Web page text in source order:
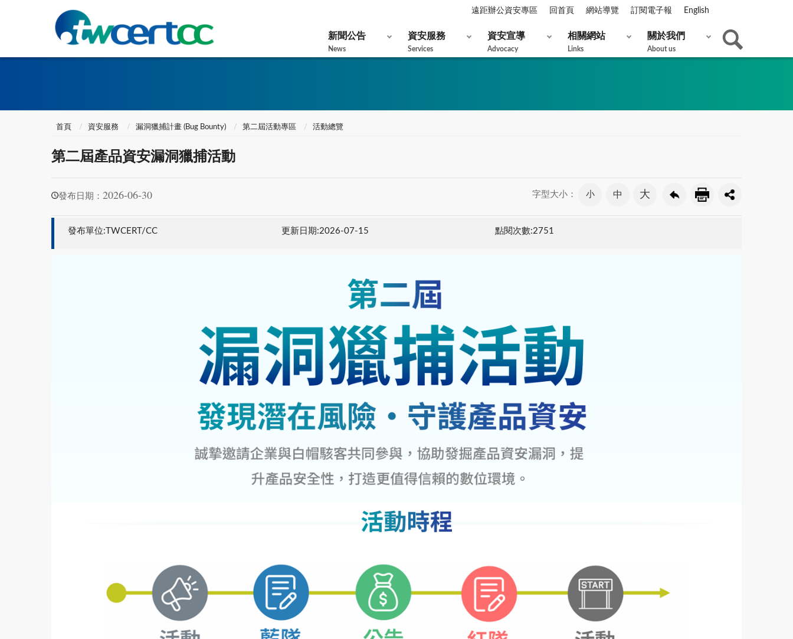
遠距辦公資安專區 回首頁 網站導覽 訂閱電子報 English
新聞公告
News
資安服務
Services
資安宣導
Advocacy
相關網站
Links
關於我們
About us
首頁 資安服務 漏洞獵捕計畫 (Bug Bounty) 第二屆活動專區 活動總覽
第二屆產品資安漏洞獵捕活動
發布日期： 2026-06-30 字型大小： 小 中 大
發布單位:TWCERT/CC 更新日期:2026-07-15 點閱次數:2751